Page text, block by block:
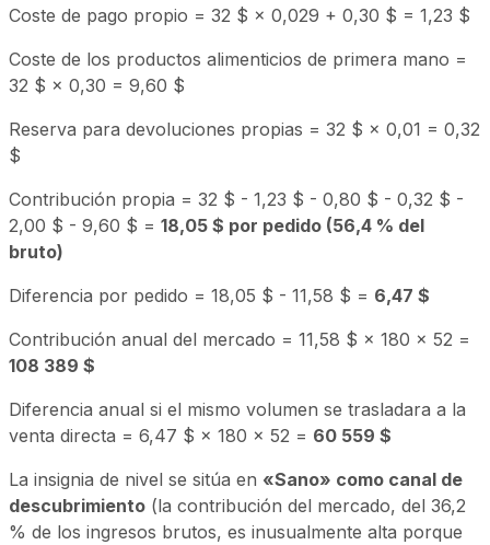
Coste de pago propio = 32 $ × 0,029 + 0,30 $ = 1,23 $
Coste de los productos alimenticios de primera mano =
32 $ × 0,30 = 9,60 $
Reserva para devoluciones propias = 32 $ × 0,01 = 0,32
$
Contribución propia = 32 $ - 1,23 $ - 0,80 $ - 0,32 $ -
2,00 $ - 9,60 $ = 18,05 $ por pedido (56,4 % del
bruto)
Diferencia por pedido = 18,05 $ - 11,58 $ = 6,47 $
Contribución anual del mercado = 11,58 $ × 180 × 52 =
108 389 $
Diferencia anual si el mismo volumen se trasladara a la
venta directa = 6,47 $ × 180 × 52 = 60 559 $
La insignia de nivel se sitúa en «Sano» como canal de
descubrimiento (la contribución del mercado, del 36,2
% de los ingresos brutos, es inusualmente alta porque